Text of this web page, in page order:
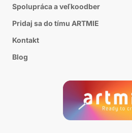
Spolupráca a veľkoodber
Pridaj sa do tímu ARTMIE
Kontakt
Blog